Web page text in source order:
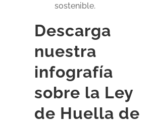
sostenible.
Descarga
nuestra
infografía
sobre la Ley
de Huella de